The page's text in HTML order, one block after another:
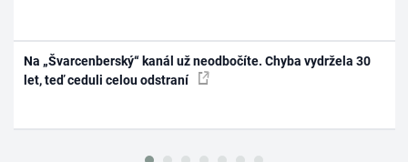
Na „Švarcenberský“ kanál už neodbočíte. Chyba vydržela 30
let, teď ceduli celou odstraní